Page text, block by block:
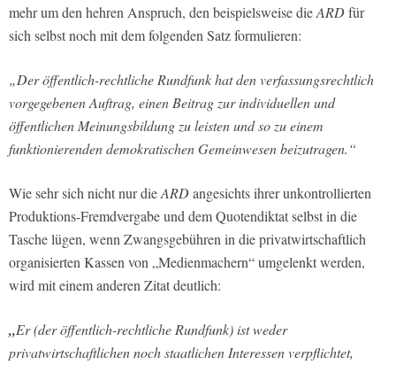
mehr um den hehren Anspruch, den beispielsweise dieARDfür
sich selbst noch mit dem folgenden Satz formulieren:
„Der öffentlich-rechtliche Rundfunk hat den verfassungsrechtlich
vorgegebenen Auftrag, einen Beitrag zur individuellen und
öffentlichen Meinungsbildung zu leisten und so zu einem
funktionierenden demokratischen Gemeinwesen beizutragen.“
Wie sehr sich nicht nur dieARDangesichts ihrer unkontrollierten
Produktions-Fremdvergabe und dem Quotendiktat selbst in die
Tasche lügen, wenn Zwangsgebühren in die privatwirtschaftlich
organisierten Kassen von „Medienmachern“ umgelenkt werden,
wird mit einem anderen Zitat deutlich:
„Er (der öffentlich-rechtliche Rundfunk) ist weder
privatwirtschaftlichen noch staatlichen Interessen verpflichtet,